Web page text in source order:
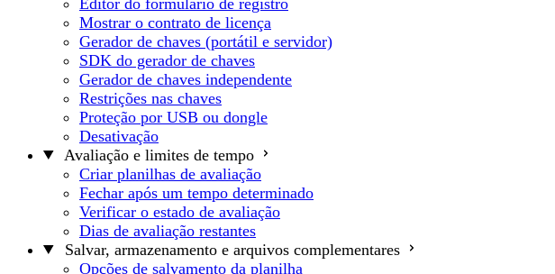
Mostrar o contrato de licença
Gerador de chaves (portátil e servidor)
SDK do gerador de chaves
Gerador de chaves independente
Restrições nas chaves
Proteção por USB ou dongle
Desativação
Avaliação e limites de tempo
Criar planilhas de avaliação
Fechar após um tempo determinado
Verificar o estado de avaliação
Dias de avaliação restantes
Salvar, armazenamento e arquivos complementares
Opções de salvamento da planilha